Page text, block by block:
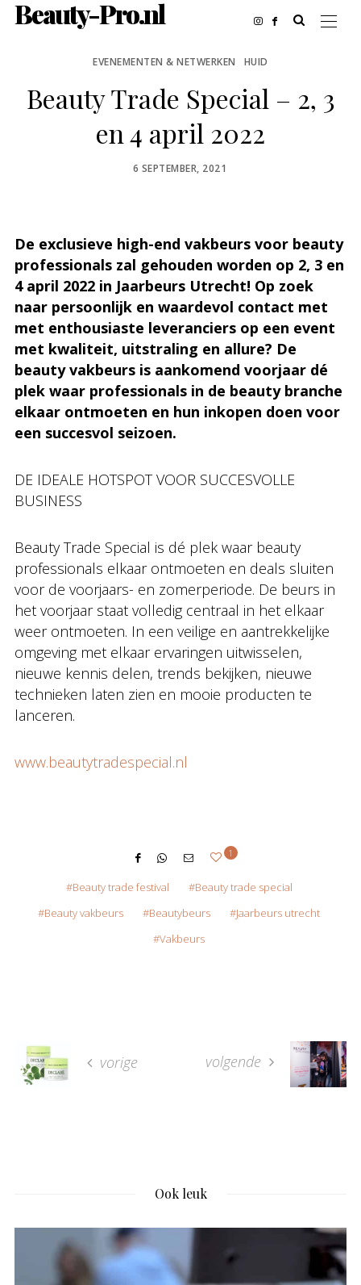
Beauty-Pro.nl
EVENEMENTEN & NETWERKEN HUID
Beauty Trade Special – 2, 3
en 4 april 2022
POSTED
6 SEPTEMBER, 2021
De exclusieve high-end vakbeurs voor beauty
professionals zal gehouden worden op 2, 3 en
4 april 2022 in Jaarbeurs Utrecht! Op zoek
naar persoonlijk en waardevol contact met
met enthousiaste leveranciers op een event
met kwaliteit, uitstraling en allure? De
beauty vakbeurs is aankomend voorjaar dé
plek waar professionals in de beauty branche
elkaar ontmoeten en hun inkopen doen voor
een succesvol seizoen.
DE IDEALE HOTSPOT VOOR SUCCESVOLLE
BUSINESS
Beauty Trade Special is dé plek waar beauty
professionals elkaar ontmoeten en deals sluiten
voor de voorjaars- en zomerperiode. De beurs in
het voorjaar staat volledig centraal in het elkaar
weer ontmoeten. In een veilige en aantrekkelijke
omgeving met elkaar ervaringen uitwisselen,
nieuwe kennis delen, trends bekijken, nieuwe
technieken laten zien en mooie producten te
lanceren.
www.beautytradespecial.nl
1
Beauty trade festival
Beauty trade special
Beauty vakbeurs
Beautybeurs
Jaarbeurs utrecht
Vakbeurs
vorige volgende
Ook leuk